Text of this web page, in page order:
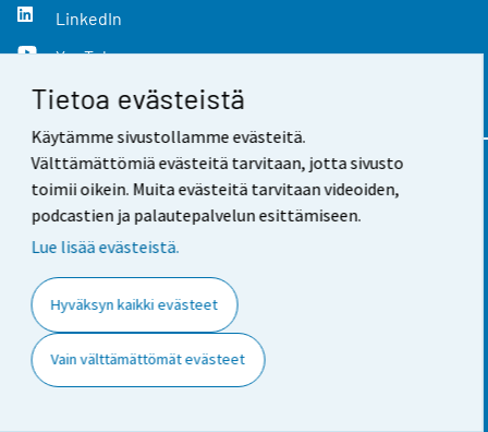
Tietoa evästeistä
Käytämme sivustollamme evästeitä.
Välttämättömiä evästeitä tarvitaan, jotta sivusto
toimii oikein. Muita evästeitä tarvitaan videoiden,
podcastien ja palautepalvelun esittämiseen.
Lue lisää evästeistä.
Hyväksyn kaikki evästeet
Vain välttämättömät evästeet
LinkedIn
YouTube
Instagram
Yhteystiedot
Palaute
Käyttöehdot
Tietosuoja
Saavutettavuus